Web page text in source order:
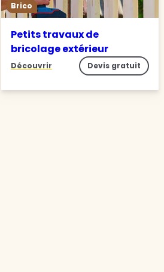
Brico
Petits travaux de
bricolage extérieur
Découvrir Devis gratuit